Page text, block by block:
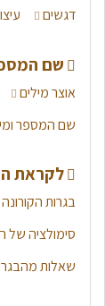
דגשים
שם
אוצר מילים
שם המספר
לקראת
בגרות
סימולציה של
שאלות